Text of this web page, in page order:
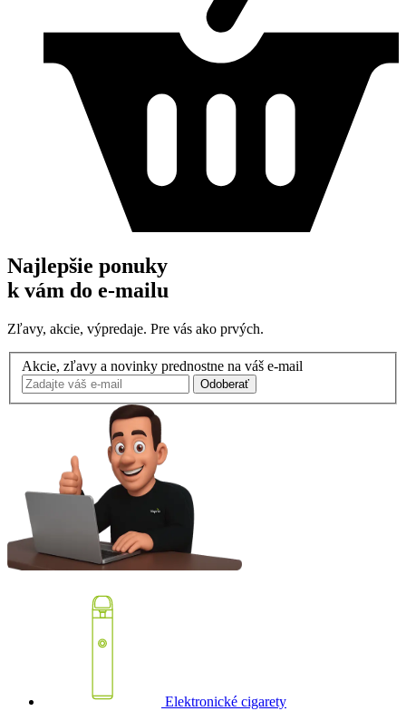
Najlepšie ponuky
k vám do e-mailu
Zľavy, akcie, výpredaje. Pre vás ako prvých.
Akcie, zľavy a novinky prednostne na váš e-mail
Odoberať
Elektronické cigarety